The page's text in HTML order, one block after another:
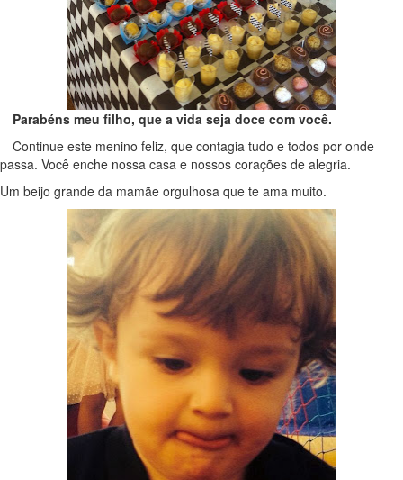
Parabéns meu filho, que a vida seja doce com você.
Continue este menino feliz, que contagia tudo e todos por onde
passa. Você enche nossa casa e nossos corações de alegria.
Um beijo grande da mamãe orgulhosa que te ama muito.